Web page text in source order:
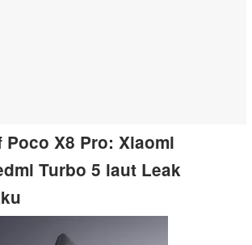
X8 Pro: Xiaomi
Turbo 5 laut Leak